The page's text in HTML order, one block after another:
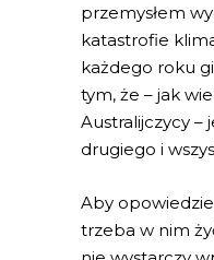
przemysłem
katastrofie
każdego roku
tym, że – jak
Australijczycy –
drugiego i
Aby
trzeba w nim